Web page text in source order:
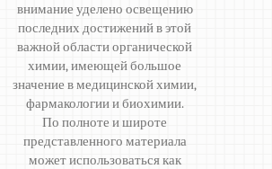
внимание уделено освещению
последних достижений в этой
важной области органической
химии, имеющей большое
значение в медицинской химии,
фармакологии и биохимии.
По полноте и широте
представленного материала
может использоваться как